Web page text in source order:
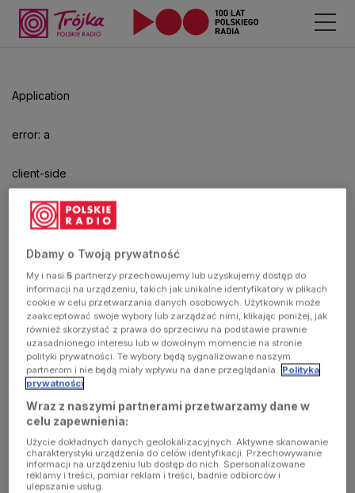
Application
error: a
client-side
exception
has
occurred
(see the
browser
console for
more
information)
Dbamy o Twoją prywatność
My i nasi5 partnerzy przechowujemy lub uzyskujemy dostęp do
informacji na urządzeniu, takich jak unikalne identyfikatory w plikach
cookie w celu przetwarzania danych osobowych. Użytkownik może
zaakceptować swoje wybory lub zarządzać nimi, klikając poniżej, jak
również skorzystać z prawa do sprzeciwu na podstawie prawnie
uzasadnionego interesu lub w dowolnym momencie na stronie
polityki prywatności. Te wybory będą sygnalizowane naszym
partnerom i nie będą miały wpływu na dane przeglądania. Polityka
prywatności
Wraz z naszymi partnerami przetwarzamy dane w
celu zapewnienia:
Użycie dokładnych danych geolokalizacyjnych. Aktywne skanowanie
charakterystyki urządzenia do celów identyfikacji. Przechowywanie
informacji na urządzeniu lub dostęp do nich. Spersonalizowane
reklamy i treści, pomiar reklam i treści, badnie odbiorców i
ulepszanie usług.